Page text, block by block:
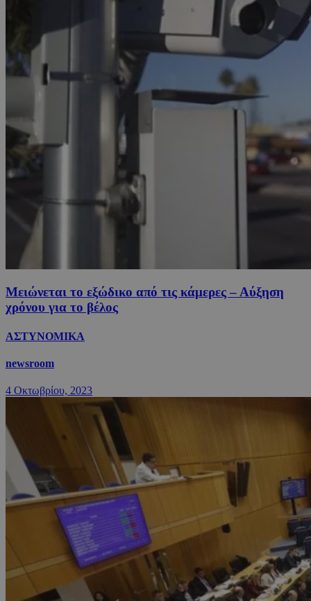
Μειώνεται το εξώδικο από τις κάμερες – Αύξηση
χρόνου για το βέλος
ΑΣΤΥΝΟΜΙΚΑ
newsroom
4 Οκτωβρίου, 2023